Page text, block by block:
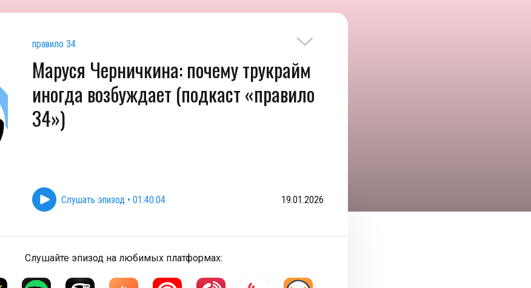
правило 34
Маруся Черничкина: почему трукрайм
иногда возбуждает (подкаст «правило
34»)
Слушать эпизод •01:40:04 19.01.2026
Слушайте эпизод на любимых платформах: